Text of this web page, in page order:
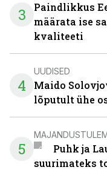
3
Paindlikkus
määrata ise
kvaliteeti
4
UUDISED
Maido
lõputult ühe
5
Puhk ja
suurimateks